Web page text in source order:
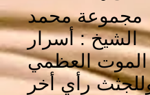
مجموعة محمد
الشيخ : أسرار
الموت العظمي
رأي أخر